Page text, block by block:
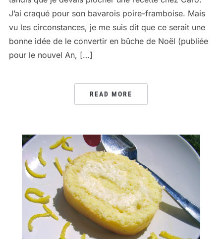
J’ai craqué pour son bavarois poire-framboise. Mais
vu les circonstances, je me suis dit que ce serait une
bonne idée de le convertir en bûche de Noël (publiée
pour le nouvel An, […]
READ MORE